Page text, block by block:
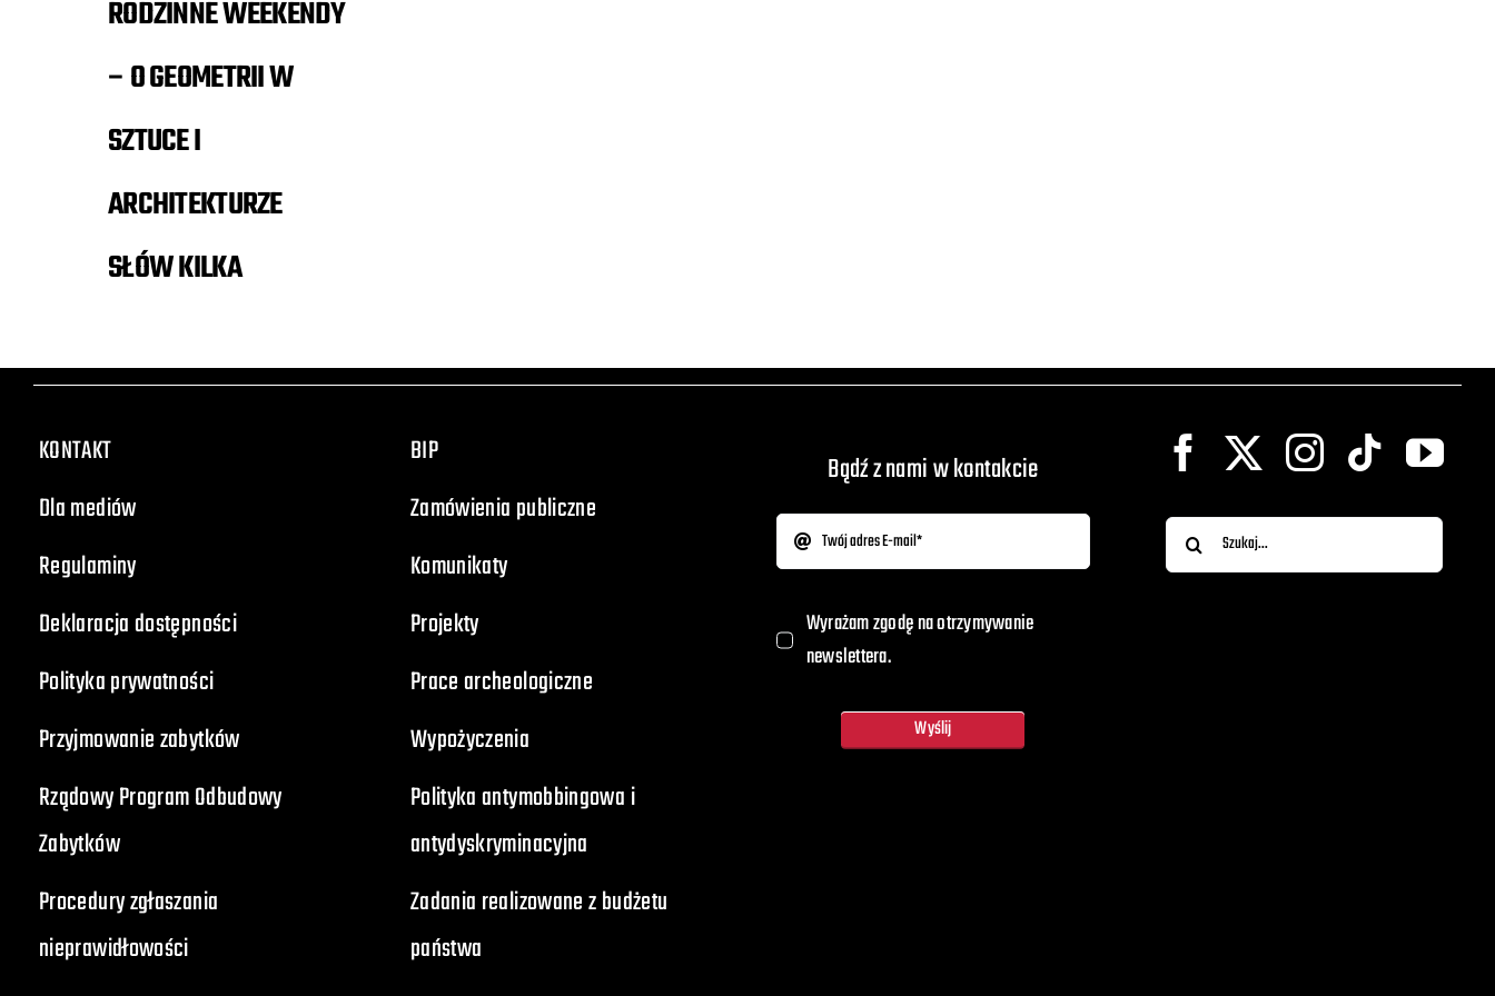
RODZINNE WEEKENDY
– O GEOMETRII W
SZTUCE I
ARCHITEKTURZE
SŁÓW KILKA
KONTAKT
Dla mediów
Regulaminy
Deklaracja dostępności
Polityka prywatności
Przyjmowanie zabytków
Rządowy Program Odbudowy
Zabytków
Procedury zgłaszania
nieprawidłowości
BIP
Zamówienia publiczne
Komunikaty
Projekty
Prace archeologiczne
Wypożyczenia
Polityka antymobbingowa i
antydyskryminacyjna
Zadania realizowane z budżetu
państwa
Bądź z nami w kontakcie
Wyrażam zgodę na otrzymywanie
newslettera.
Wyślij